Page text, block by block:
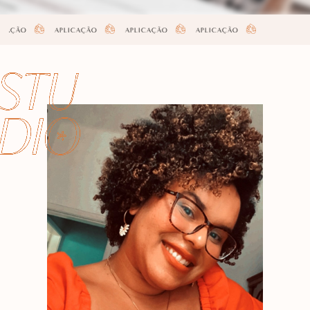
APLICAÇÃO APLICAÇÃO APLICAÇÃO APLICAÇÃO